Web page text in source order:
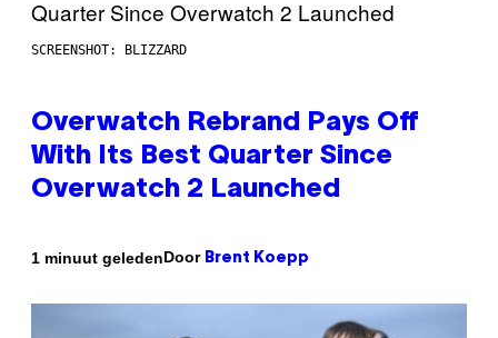
SCREENSHOT: BLIZZARD
Overwatch Rebrand Pays Off
With Its Best Quarter Since
Overwatch 2 Launched
1 minuut geledenDoor Brent Koepp